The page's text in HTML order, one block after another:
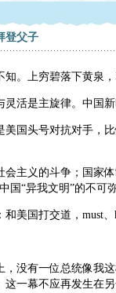
登父子
。上穷碧落下黄泉，
活是主旋律。中国
国头号对抗对手，
主义的斗争；国家
国“异我文明”的不可
美国打交道，must、
，没有一位总统像我
一幕不应再发生在